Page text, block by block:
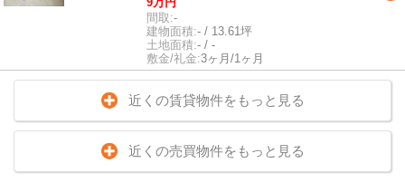
間取:-
建物面積:- / 13.61坪
土地面積:- / -
敷金/礼金:3ヶ月/1ヶ月
近くの賃貸物件をもっと見る
近くの売買物件をもっと見る